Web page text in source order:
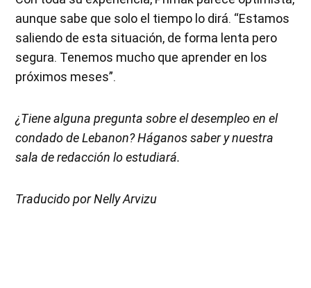
aunque sabe que solo el tiempo lo dirá. “Estamos
saliendo de esta situación, de forma lenta pero
segura. Tenemos mucho que aprender en los
próximos meses”.
¿Tiene alguna pregunta sobre el desempleo en el
condado de Lebanon? Háganos saber y nuestra
sala de redacción lo estudiará.
Traducido por Nelly Arvizu